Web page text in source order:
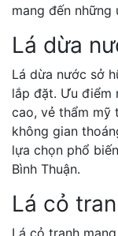
mang đến những
Lá dừa
Lá dừa nước sở
lắp đặt. Ưu điểm
cao, vẻ thẩm mỹ
không gian
lựa chọn phổ
Bình Thuận.
Lá cỏ
Lá cỏ tranh